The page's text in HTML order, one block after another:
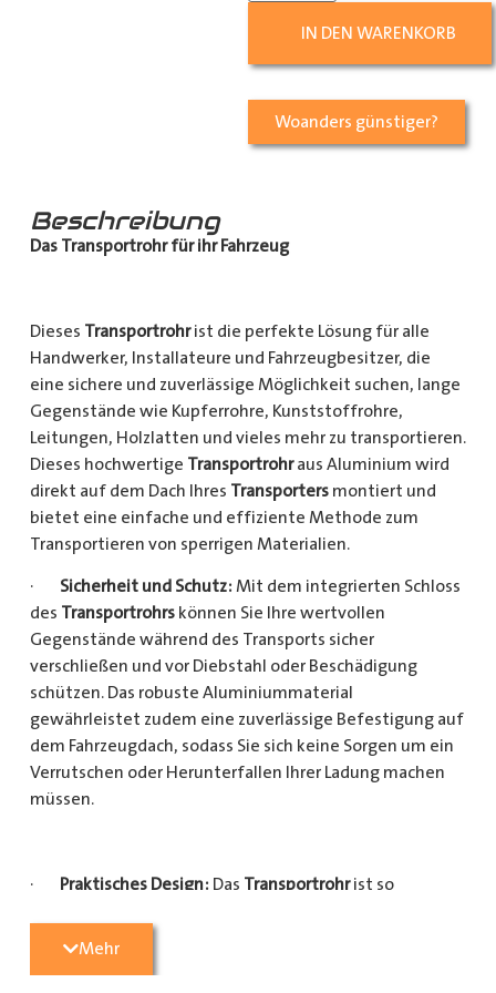
IN DEN WARENKORB
Woanders günstiger?
Beschreibung
Das Transportrohr für ihr Fahrzeug
Dieses Transportrohrist die perfekte Lösung für alle
Handwerker, Installateure und Fahrzeugbesitzer, die
eine sichere und zuverlässige Möglichkeit suchen, lange
Gegenstände wie Kupferrohre, Kunststoffrohre,
Leitungen, Holzlatten und vieles mehr zu transportieren.
Dieses hochwertige Transportrohraus Aluminium wird
direkt auf dem Dach Ihres Transportersmontiert und
bietet eine einfache und effiziente Methode zum
Transportieren von sperrigen Materialien.
· Sicherheit und Schutz: Mit dem integrierten Schloss
des Transportrohrskönnen Sie Ihre wertvollen
Gegenstände während des Transports sicher
verschließen und vor Diebstahl oder Beschädigung
schützen. Das robuste Aluminiummaterial
gewährleistet zudem eine zuverlässige Befestigung auf
dem Fahrzeugdach, sodass Sie sich keine Sorgen um ein
Verrutschen oder Herunterfallen Ihrer Ladung machen
müssen.
· Praktisches Design: Das Transportrohrist so
Gegenständen sicher und einfach transportieren kann
Mehr